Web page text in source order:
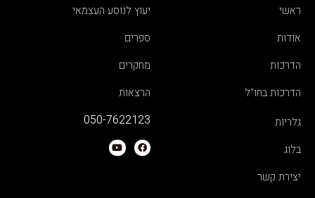
ראשי
אודות
הדרכות
הדרכות בחו"ל
יעוץ לנוסע העצמאי
ספרים
מחקרים
הרצאות
גלריות
בלוג
יצירת קשר
050-7622123